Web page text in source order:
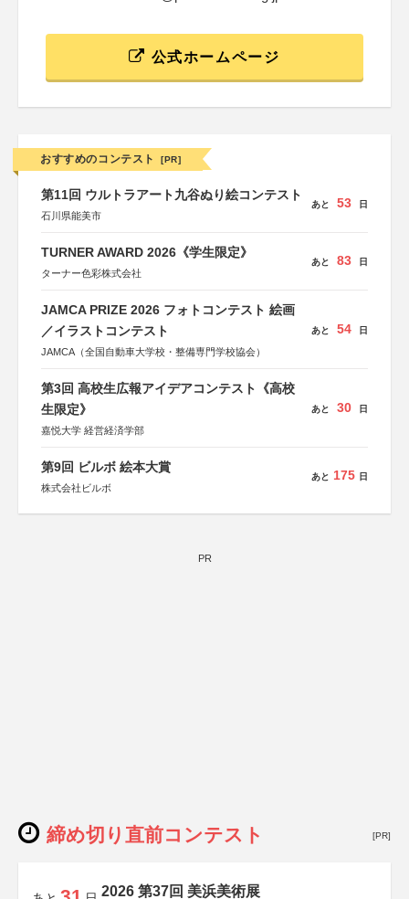
公式ホームページ
おすすめのコンテスト [PR]
第11回 ウルトラアート九谷ぬり絵コンテスト
石川県能美市
あと 53 日
TURNER AWARD 2026《学生限定》
ターナー色彩株式会社
あと 83 日
JAMCA PRIZE 2026 フォトコンテスト 絵画
／イラストコンテスト
JAMCA（全国自動車大学校・整備専門学校協会）
あと 54 日
第3回 高校生広報アイデアコンテスト《高校
生限定》
嘉悦大学 経営経済学部
あと 30 日
第9回 ビルボ 絵本大賞
株式会社ビルボ
あと 175 日
PR
締め切り直前コンテスト [PR]
2026 第37回 美浜美術展